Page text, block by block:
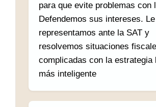
para que evite problemas con
Defendemos sus intereses. Le
representamos ante la SAT y
resolvemos situaciones
complicadas con la estrategia
más inteligente